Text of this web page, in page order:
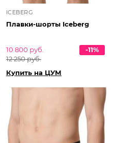
ICEBERG
Плавки-шорты Iceberg
10 800 руб.
12 250 руб.
-11%
Купить на ЦУМ